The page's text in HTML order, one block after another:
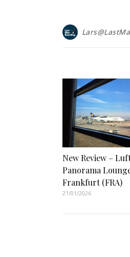
New Review –
Panorama
Frankfurt (FRA)
21/01/2026